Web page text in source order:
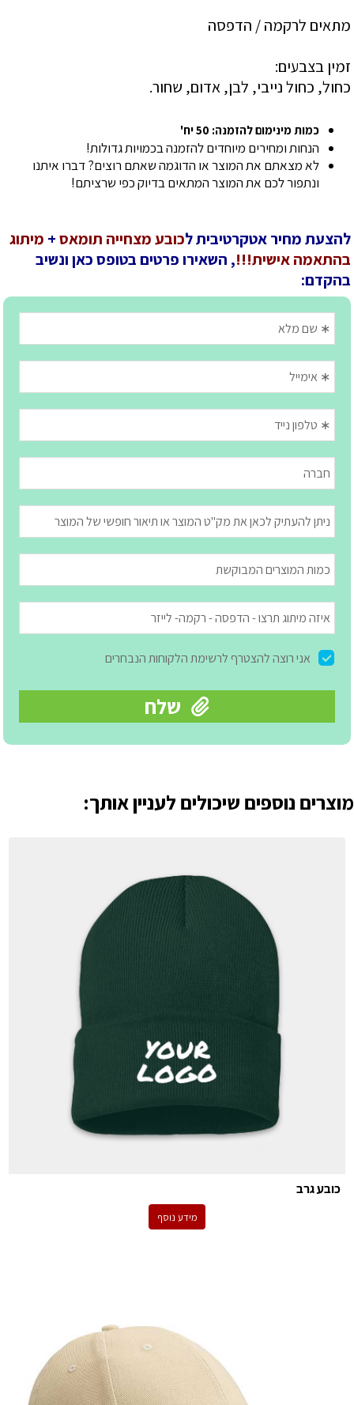
מתאים לרקמה / הדפסה
זמין בצבעים:
כחול, כחול נייבי, לבן, אדום, שחור.
כמות מינימום להזמנה: 50 יח'
הנחות ומחירים מיוחדים להזמנה בכמויות גדולות!
לא מצאתם את המוצר או הדוגמה שאתם רוצים? דברו איתנו
ונתפור לכם את המוצר המתאים בדיוק כפי שרציתם!
להצעת מחיר אטקרטיבית לכובע מצחייה תומאס+ מיתוג
בהתאמה אישית!!!, השאירו פרטים בטופס כאן ונשיב
בהקדם:
מוצרים נוספים שיכולים לעניין אותך:
כובע גרב
מידע נוסף